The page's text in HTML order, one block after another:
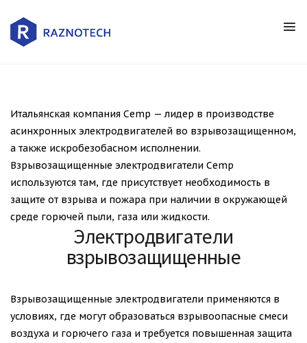
Итальянская компания Cemp — лидер в производстве
асинхронных электродвигателей во взрывозащищенном,
а также искробезобасном исполнении.
Взрывозащищенные электродвигатели Cemp
используются там, где присутствует необходимость в
защите от взрыва и пожара при наличии в окружающей
среде горючей пыли, газа или жидкости.
Электродвигатели
взрывозащищенные
Взрывозащищенные электродвигатели применяются в
условиях, где могут образоваться взрывоопасные смеси
воздуха и горючего газа и требуется повышенная защита